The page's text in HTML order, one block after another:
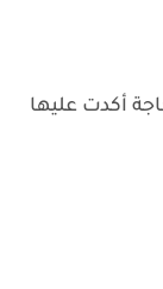
أكدت عليها